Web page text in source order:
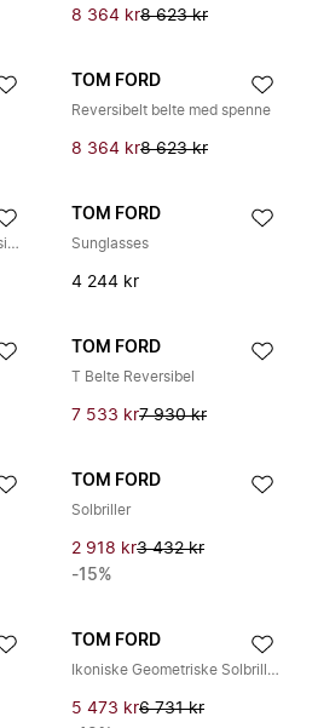
8 364 kr8 623 kr
TOM FORD
Reversibelt belte med spenne
8 364 kr8 623 kr
Grain Leather Slim T Reversible Belt
TOM FORD
Sunglasses
4 244 kr
TOM FORD
T Belte Reversibel
7 533 kr7 930 kr
TOM FORD
Solbriller
2 918 kr3 432 kr
-15%
TOM FORD
Ikoniske Geometriske Solbriller
5 473 kr6 731 kr